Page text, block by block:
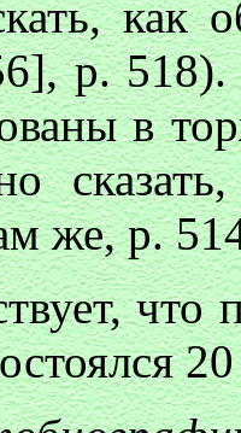
как
p. 518).
в
же, р.
что